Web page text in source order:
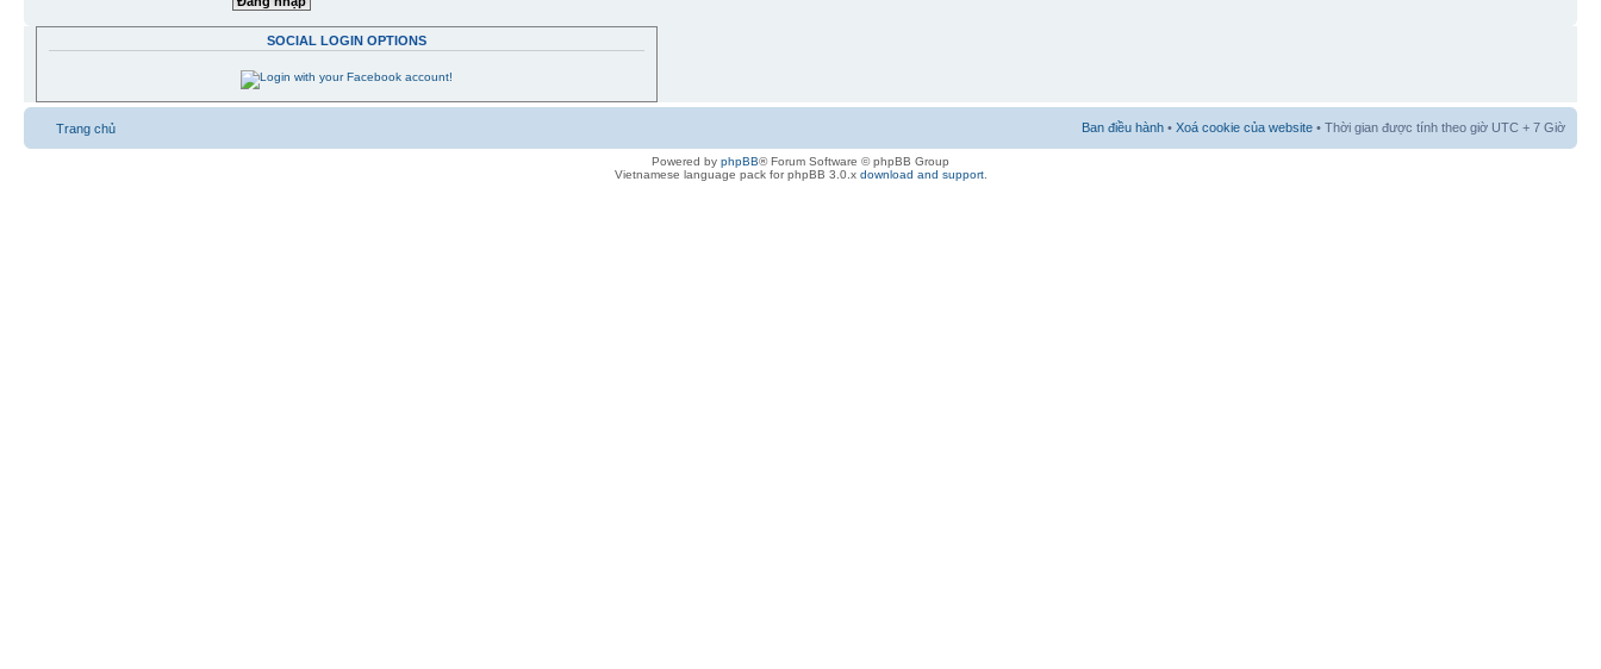
SOCIAL LOGIN OPTIONS
Trang chủ Ban điều hành • Xoá cookie của website • Thời gian được tính theo giờ UTC + 7 Giờ
Powered by phpBB® Forum Software © phpBB Group
Vietnamese language pack for phpBB 3.0.x download and support.